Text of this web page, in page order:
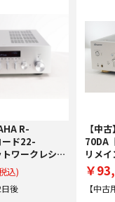
R-
ド22-
ワークレシー
込)
日後
【中
70DA
リメ
￥
【中